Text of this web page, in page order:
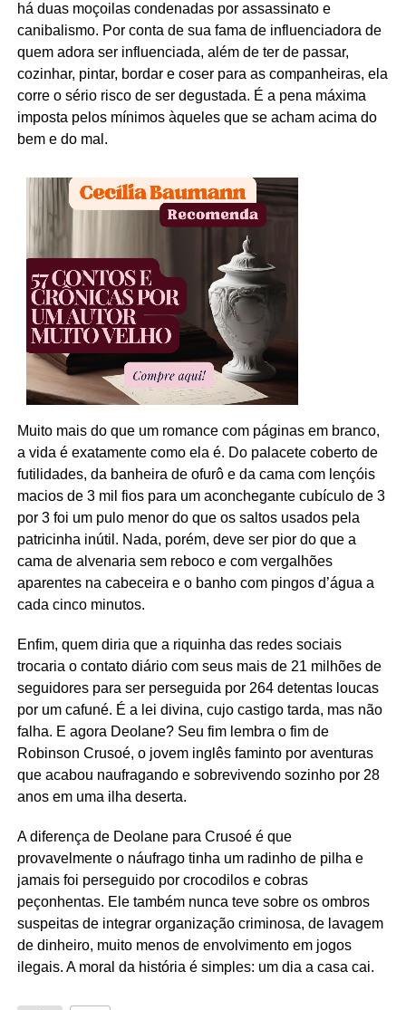
há duas moçoilas condenadas por assassinato e
canibalismo. Por conta de sua fama de influenciadora de
quem adora ser influenciada, além de ter de passar,
cozinhar, pintar, bordar e coser para as companheiras, ela
corre o sério risco de ser degustada. É a pena máxima
imposta pelos mínimos àqueles que se acham acima do
bem e do mal.
Muito mais do que um romance com páginas em branco,
a vida é exatamente como ela é. Do palacete coberto de
futilidades, da banheira de ofurô e da cama com lençóis
macios de 3 mil fios para um aconchegante cubículo de 3
por 3 foi um pulo menor do que os saltos usados pela
patricinha inútil. Nada, porém, deve ser pior do que a
cama de alvenaria sem reboco e com vergalhões
aparentes na cabeceira e o banho com pingos d’água a
cada cinco minutos.
Enfim, quem diria que a riquinha das redes sociais
trocaria o contato diário com seus mais de 21 milhões de
seguidores para ser perseguida por 264 detentas loucas
por um cafuné. É a lei divina, cujo castigo tarda, mas não
falha. E agora Deolane? Seu fim lembra o fim de
Robinson Crusoé, o jovem inglês faminto por aventuras
que acabou naufragando e sobrevivendo sozinho por 28
anos em uma ilha deserta.
A diferença de Deolane para Crusoé é que
provavelmente o náufrago tinha um radinho de pilha e
jamais foi perseguido por crocodilos e cobras
peçonhentas. Ele também nunca teve sobre os ombros
suspeitas de integrar organização criminosa, de lavagem
de dinheiro, muito menos de envolvimento em jogos
ilegais. A moral da história é simples: um dia a casa cai.